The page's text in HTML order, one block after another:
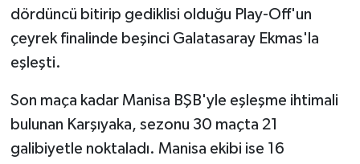
dördüncü bitirip gediklisi olduğu Play-Off'un
çeyrek finalinde beşinci Galatasaray Ekmas'la
eşleşti.
Son maça kadar Manisa BŞB'yle eşleşme ihtimali
bulunan Karşıyaka, sezonu 30 maçta 21
galibiyetle noktaladı. Manisa ekibi ise 16